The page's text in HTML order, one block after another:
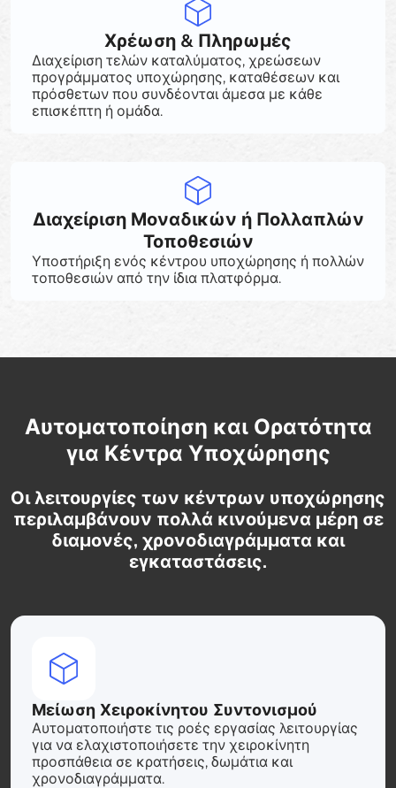
Χρέωση & Πληρωμές
Διαχείριση τελών καταλύματος, χρεώσεων
προγράμματος υποχώρησης, καταθέσεων και
πρόσθετων που συνδέονται άμεσα με κάθε
επισκέπτη ή ομάδα.
Διαχείριση Μοναδικών ή Πολλαπλών
Τοποθεσιών
Υποστήριξη ενός κέντρου υποχώρησης ή πολλών
τοποθεσιών από την ίδια πλατφόρμα.
Αυτοματοποίηση και Ορατότητα
για Κέντρα Υποχώρησης
Οι λειτουργίες των κέντρων υποχώρησης
περιλαμβάνουν πολλά κινούμενα μέρη σε
διαμονές, χρονοδιαγράμματα και
εγκαταστάσεις.
Μείωση Χειροκίνητου Συντονισμού
Αυτοματοποιήστε τις ροές εργασίας λειτουργίας
για να ελαχιστοποιήσετε την χειροκίνητη
προσπάθεια σε κρατήσεις, δωμάτια και
χρονοδιαγράμματα.